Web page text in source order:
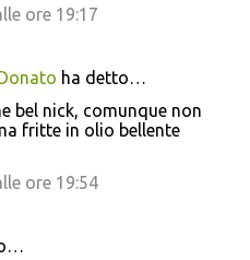
ore 19:17
ha detto…
bel nick, comunque non
fritte in olio bellente
ore 19:54